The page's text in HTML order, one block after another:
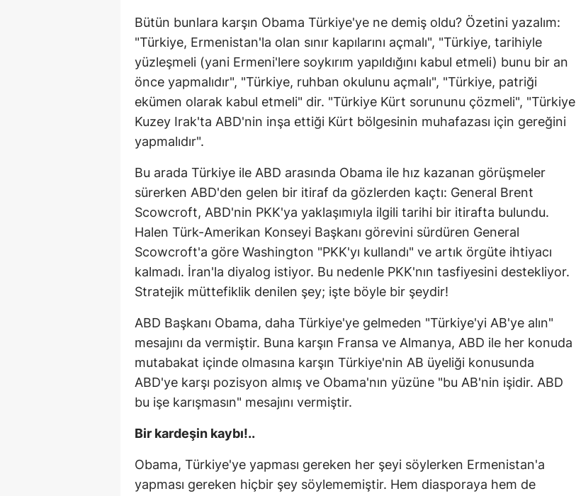
Bütün bunlara karşın Obama Türkiye'ye ne demiş oldu? Özetini yazalım:
"Türkiye, Ermenistan'la olan sınır kapılarını açmalı", "Türkiye, tarihiyle
yüzleşmeli (yani Ermeni'lere soykırım yapıldığını kabul etmeli) bunu bir an
önce yapmalıdır", "Türkiye, ruhban okulunu açmalı", "Türkiye, patriği
ekümen olarak kabul etmeli" dir. "Türkiye Kürt sorununu çözmeli", "Türkiye
Kuzey Irak'ta ABD'nin inşa ettiği Kürt bölgesinin muhafazası için gereğini
yapmalıdır".
Bu arada Türkiye ile ABD arasında Obama ile hız kazanan görüşmeler
sürerken ABD'den gelen bir itiraf da gözlerden kaçtı: General Brent
Scowcroft, ABD'nin PKK'ya yaklaşımıyla ilgili tarihi bir itirafta bulundu.
Halen Türk-Amerikan Konseyi Başkanı görevini sürdüren General
Scowcroft'a göre Washington "PKK'yı kullandı" ve artık örgüte ihtiyacı
kalmadı. İran'la diyalog istiyor. Bu nedenle PKK'nın tasfiyesini destekliyor.
Stratejik müttefiklik denilen şey; işte böyle bir şeydir!
ABD Başkanı Obama, daha Türkiye'ye gelmeden "Türkiye'yi AB'ye alın"
mesajını da vermiştir. Buna karşın Fransa ve Almanya, ABD ile her konuda
mutabakat içinde olmasına karşın Türkiye'nin AB üyeliği konusunda
ABD'ye karşı pozisyon almış ve Obama'nın yüzüne "bu AB'nin işidir. ABD
bu işe karışmasın" mesajını vermiştir.
Bir kardeşin kaybı!..
Obama, Türkiye'ye yapması gereken her şeyi söylerken Ermenistan'a
yapması gereken hiçbir şey söylememiştir. Hem diasporaya hem de